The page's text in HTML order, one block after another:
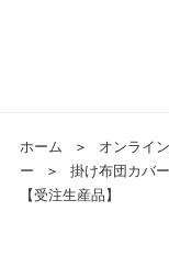
ホーム ＞ オンライ
ー
＞
掛け布団カバ
【受注生産品】